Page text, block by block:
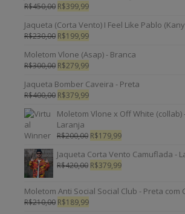
R$450,00 R$399,99
Jaqueta (Corta Vento) I Feel Like Pablo
R$230,00 R$199,99
Moletom Vlone (Asap) - Branca
R$300,00 R$279,99
Jaqueta Bomber Caveira - Preta
R$400,00 R$379,99
Moletom Vlone x Off White (collab)
Laranja
R$200,00 R$179,99
Jaqueta Corta Vento Camuflada -
R$420,00 R$379,99
Moletom Anti Social Social Club - Preta com
R$210,00 R$189,99